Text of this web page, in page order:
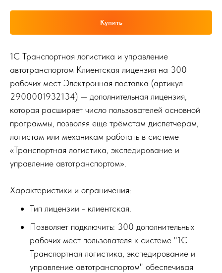
Купить
1С Транспортная логистика и управление
автотранспортом Клиентская лицензия на 300
рабочих мест Электронная поставка (артикул
2900001932134) — дополнительная лицензия,
которая расширяет число пользователей основной
программы, позволяя еще трёмстам диспетчерам,
логистам или механикам работать в системе
«Транспортная логистика, экспедирование и
управление автотранспортом».
Характеристики и ограничения:
Тип лицензии - клиентская.
Позволяет подключить: 300 дополнительных
рабочих мест пользователя к системе "1С
Транспортная логистика, экспедирование и
управление автотранспортом" обеспечивая